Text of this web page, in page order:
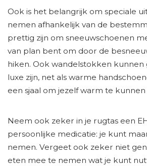
Ook is het belangrijk om speciale
nemen afhankelijk van de
prettig zijn om sneeuwschoenen
van plan bent om door de
hiken. Ook wandelstokken kunnen
luxe zijn, net als warme
een sjaal om jezelf warm te
Neem ook zeker in je rugtas een
persoonlijke medicatie: je kunt
nemen. Vergeet ook zeker niet
eten mee te nemen wat je kunt